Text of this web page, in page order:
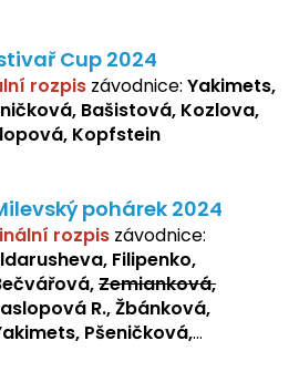
Cup 2024
rozpis závodnice: Yakimets,
Bašistová, Kozlova,
Kopfstein
pohárek 2024
rozpis závodnice:
Filipenko,
Zemianková,
R., Žbánková,
Pšeničková,